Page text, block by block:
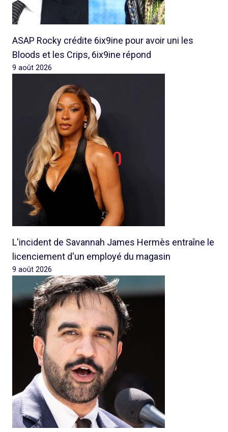
ASAP Rocky crédite 6ix9ine pour avoir uni les
Bloods et les Crips, 6ix9ine répond
9 août 2026
L'incident de Savannah James Hermès entraîne le
licenciement d'un employé du magasin
9 août 2026